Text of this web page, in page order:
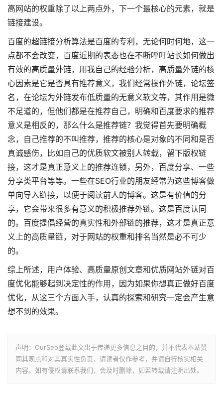
高网站的权重除了以上两点外，下一个最核心的元素，就是
链接建设。
百度的超链接分析算法是百度的专利，无论何时何地，这一
点都不会改变，百度近期的表态也在不断呼吁站长如何做出
有效的高质量外链，用我自己的经验分析，高质量外链的核
心因素是它是否具有推荐意义，我们经常操作外链，论坛签
名，在论坛为外链发布低质量的无意义软文等，其作用是微
不足道的，但他们都是在推荐自己，明确和百度要求的推荐
意义是相反的，那么什么是推荐链？我觉得首先要明确概
念，自己推荐的不叫推荐，推荐的核心是对象的不同和是否
真诚感伤，比如自己的优质软文被别人转载，留下版权链
接，这才是真正意义上的推荐连锁，另外，百度分享、一些
分享类平台等等。一些在SEO行业的朋友经常为这些博客做
单向导入链接，以便于阅读前人的博客。这是有价值的分
享，它会带来很多有意义的积极推荐外链。这是百度认同
的。百度提倡经营的真实性和外部链的推荐，这才是真正意
义上的高质量链，对于网站的权重和排名当然是必不可少
的。
综上所述，用户体验、高质量原创文章和优质网站外链对百
度优化能够起到决定性的作用，因为如果你想真正做好百度
优化，从这三个方面入手，认真的探索和研究一定会产生意
想不到的效果。
声明：OurSeo登载此文出于传递更多信息之目的，并不代表本站赞
同其观点和对其真实性负责，请读者仅作参考，并请自行核实相关
内容。如有侵权请联系我们，会及时删除，如若转载请注明出处。